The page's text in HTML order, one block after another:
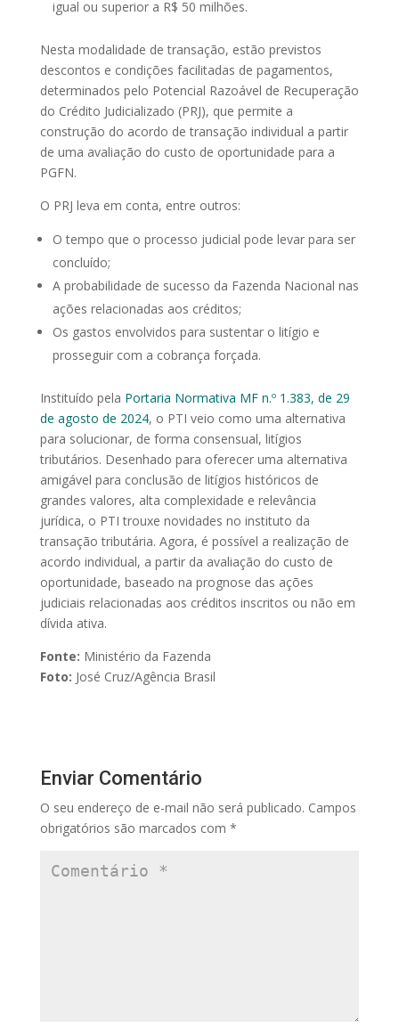
igual ou superior a R$ 50 milhões.
Nesta modalidade de transação, estão previstos
descontos e condições facilitadas de pagamentos,
determinados pelo Potencial Razoável de Recuperação
do Crédito Judicializado (PRJ), que permite a
construção do acordo de transação individual a partir
de uma avaliação do custo de oportunidade para a
PGFN.
O PRJ leva em conta, entre outros:
O tempo que o processo judicial pode levar para ser
concluído;
A probabilidade de sucesso da Fazenda Nacional nas
ações relacionadas aos créditos;
Os gastos envolvidos para sustentar o litígio e
prosseguir com a cobrança forçada.
Instituído pela Portaria Normativa MF n.º 1.383, de 29
de agosto de 2024, o PTI veio como uma alternativa
para solucionar, de forma consensual, litígios
tributários. Desenhado para oferecer uma alternativa
amigável para conclusão de litígios históricos de
grandes valores, alta complexidade e relevância
jurídica, o PTI trouxe novidades no instituto da
transação tributária. Agora, é possível a realização de
acordo individual, a partir da avaliação do custo de
oportunidade, baseado na prognose das ações
judiciais relacionadas aos créditos inscritos ou não em
dívida ativa.
Fonte: Ministério da Fazenda
Foto: José Cruz/Agência Brasil
Enviar Comentário
O seu endereço de e-mail não será publicado. Campos
obrigatórios são marcados com *